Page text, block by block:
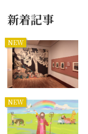
新着記事
NEW
NEW